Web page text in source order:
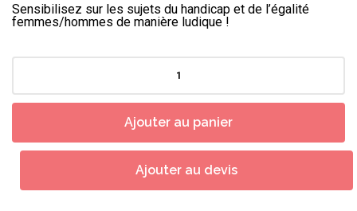
Sensibilisez sur les sujets du handicap et de l’égalité
femmes/hommes de manière ludique !
quantité
familles
Ajouter au panier
Ajouter au devis